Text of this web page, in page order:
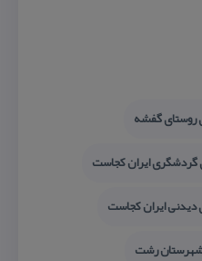
روستای گفشه
گردشگری ایران كجاست
دیدنی ایران كجاست
رشت